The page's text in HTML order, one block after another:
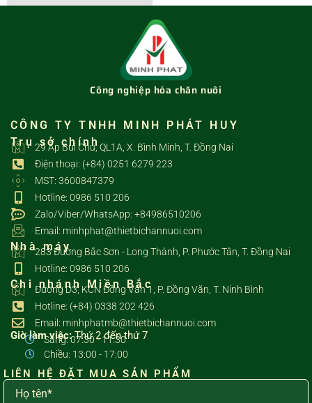
Công nghiệp hóa chăn nuôi
CÔNG TY TNHH MINH PHÁT HUY
Trụ sở chính
29 Ấp Bùi Chu, QL1A, X. Bình Minh, T. Đồng Nai
Điện thoại: (+84) 0251 6279 223
MST: 3600847379
Hotline: 0986 510 206
Zalo/Viber/WhatsApp: +84986510206
Email: minhphat@thietbichannuoi.com
Nhà máy
283 Đường Bắc Sơn - Long Thành, P. Phước Tân, T. Đồng Nai
Hotline: 0986 510 206
Chi nhánh Miền Bắc
Đường D3, KCN Đồng Văn 1, P. Đồng Văn, T. Ninh Bình
Hotline: (+84) 0338 202 426
Email: minhphatmb@thietbichannuoi.com
Giờ làm việc:Thứ 2 đến thứ 7
Sáng: 07:30 - 11:30
Chiều: 13:00 - 17:00
LIÊN HỆ ĐẶT MUA SẢN PHẨM